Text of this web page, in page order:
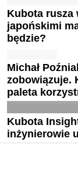
Kubota rusza
japońskimi
będzie?
Michał
zobowiązuje.
paleta
Kubota
inżynierowie